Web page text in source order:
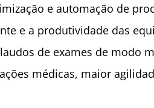
e automação de
e a produtividade das
de exames de modo
médicas, maior